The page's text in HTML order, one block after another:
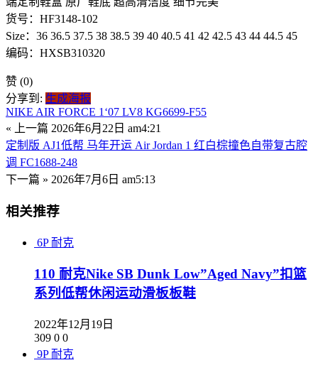
货号：HF3148-102
Size：36 36.5 37.5 38 38.5 39 40 40.5 41 42 42.5 43 44 44.5 45
编码：HXSB310320
赞 (0)
分享到: 生成海报
NIKE AIR FORCE 1‘07 LV8 KG6699-F55
« 上一篇 2026年6月22日 am4:21
定制版 AJ1低帮 马年开运 Air Jordan 1 红白棕撞色自带复古腔
调 FC1688-248
下一篇 » 2026年7月6日 am5:13
相关推荐
6P 耐克
110 耐克Nike SB Dunk Low”Aged Navy”扣篮
系列低帮休闲运动滑板板鞋
2022年12月19日
309 0 0
9P 耐克